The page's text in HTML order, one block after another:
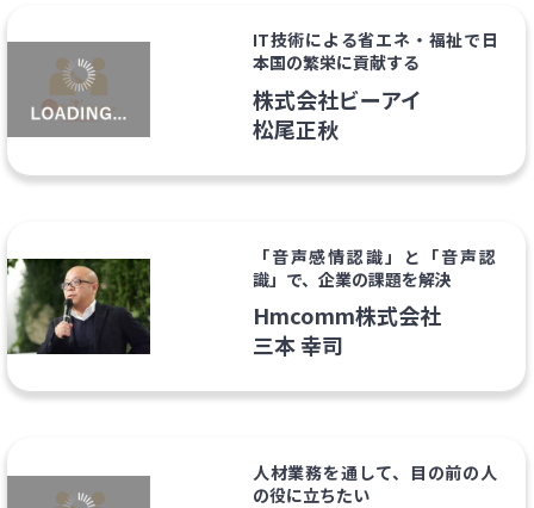
IT技術による省エネ・福祉で日
本国の繁栄に貢献する
株式会社ビーアイ
松尾正秋
「音声感情認識」と「音声認
識」で、企業の課題を解決
Hmcomm株式会社
三本 幸司
人材業務を通して、目の前の人
の役に立ちたい